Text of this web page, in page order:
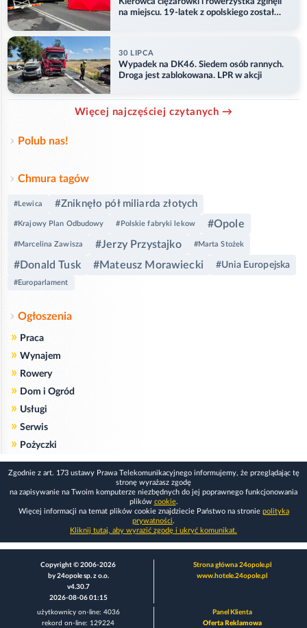
na miejscu. 19-latek z opolskiego został
30 LIPCA
Wypadek na DK46. Siedem osób rannych.
Droga jest zablokowana. LPR w akcji
Więcej najczęściej czytanych →
Polub nas!
Chmura tagów
#Lewica #Zniknęło pół miliarda złotych
#Krajowy Plan Odbudowy #Polskie fabryki lekow #Opole
#Marcelina Zawisza #Jerzy Przystajko #Marta Stożek
#Donald Tusk #Mateusz Morawiecki #Unia Europejska
#Europarlament
Ogłoszenia
» Praca
» Wynajem
» Rowery
» Dom i Ogród
» Usługi
» Serwis
» Pożyczki
Zgodnie z art. 173 ustawy Prawa Telekomunikacyjnego informujemy, że przeglądając tę
stronę wyrażasz zgodę
na zapisywanie na Twoim komputerze niezbędnych do jej poprawnego funkcjonowania
plików cookie.
Więcej informacji na temat plików cookie znajdziecie Państwo na stronie polityka
prywatności.
Kliknij tutaj, aby wyrazić zgodę i ukryć komunikat.
Copyright © 2006-2026
by 24opole sp. z o.o.
v4.30.7
2026-08-06 01:15
Strona główna 24opole.pl
www.hotele.24opole.pl
użytkownicy on-line: 4036
rekord on-line: 129224
Panel Klienta
Oferta Reklamowa